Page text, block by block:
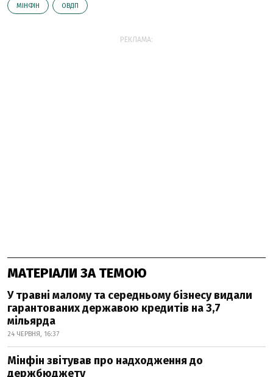
МІНФІН ОВДП
РЕКЛАМА:
МАТЕРІАЛИ ЗА ТЕМОЮ
У травні малому та середньому бізнесу видали
гарантованих державою кредитів на 3,7
мільярда
24 ЧЕРВНЯ, 16:37
Мінфін звітував про надходження до
держбюджету